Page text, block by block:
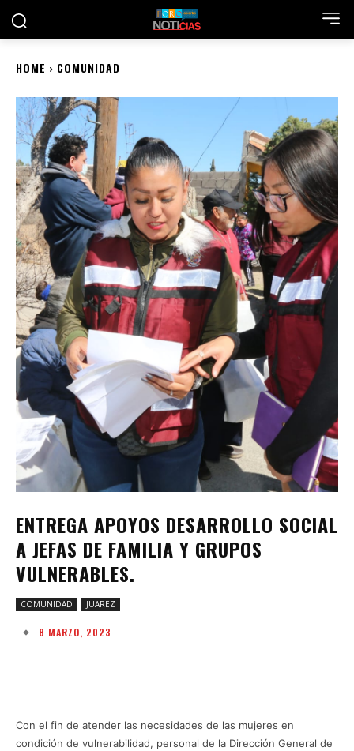
HOME COMUNIDAD
ENTREGA APOYOS DESARROLLO SOCIAL
A JEFAS DE FAMILIA Y GRUPOS
VULNERABLES.
COMUNIDAD JUAREZ
8 MARZO, 2023
Con el fin de atender las necesidades de las mujeres en
condición de vulnerabilidad, personal de la Dirección General de